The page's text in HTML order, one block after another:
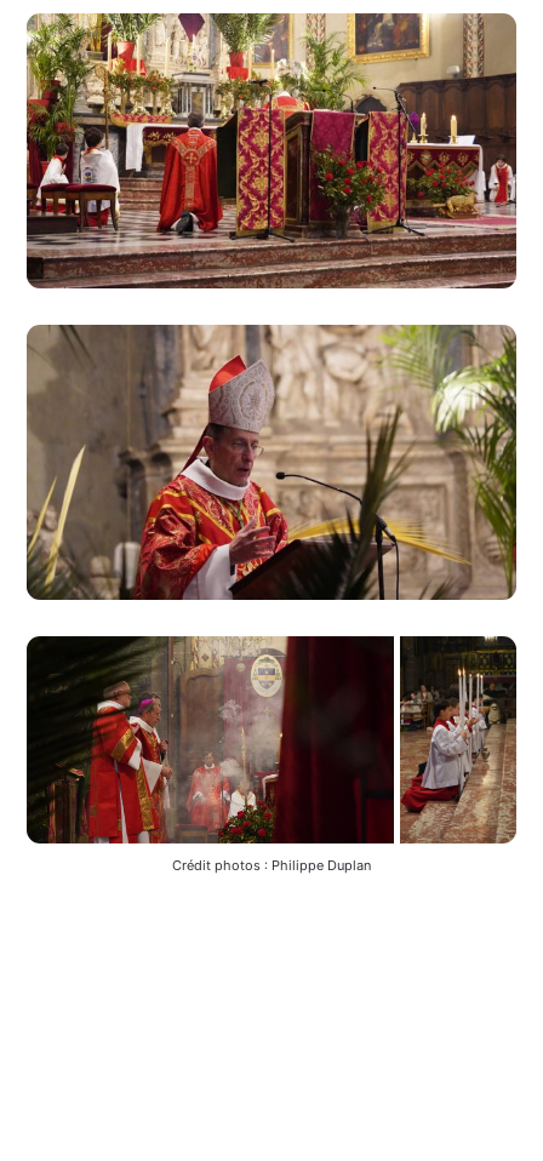
Crédit photos : Philippe Duplan